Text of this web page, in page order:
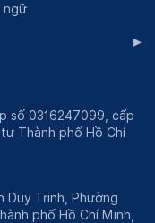
ngữ
▸
số 0316247099, cấp
Thành phố Hồ Chí
Duy Trinh, Phường
phố Hồ Chí Minh,